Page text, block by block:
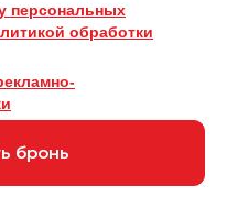
персональных
обработки
бронь